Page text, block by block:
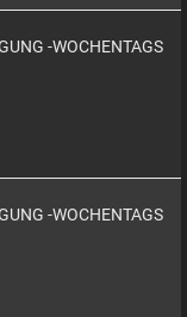
-WOCHENTAGS
-WOCHENTAGS